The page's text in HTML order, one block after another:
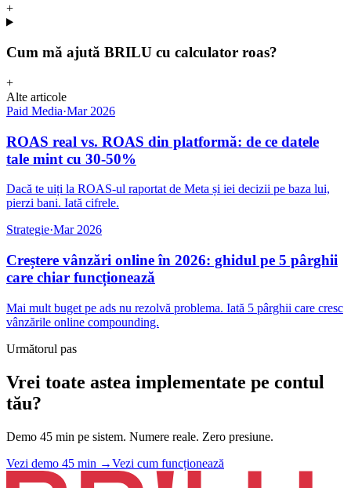
+
Cum mă ajută BRILU cu calculator roas?
+
Alte articole
Paid Media·Mar 2026
ROAS real vs. ROAS din platformă: de ce datele
tale mint cu 30-50%
Dacă te uiți la ROAS-ul raportat de Meta și iei decizii pe baza lui,
pierzi bani. Iată cifrele.
Strategie·Mar 2026
Creștere vânzări online în 2026: ghidul pe 5 pârghii
care chiar funcționează
Mai mult buget pe ads nu rezolvă problema. Iată 5 pârghii care cresc
vânzările online compounding.
Următorul pas
Vrei toate astea implementate pe contul
tău?
Demo 45 min pe sistem. Numere reale. Zero presiune.
Vezi demo 45 min →Vezi cum funcționează